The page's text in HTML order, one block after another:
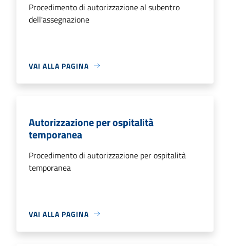
Procedimento di autorizzazione al subentro
dell'assegnazione
VAI ALLA PAGINA
Autorizzazione per ospitalità
temporanea
Procedimento di autorizzazione per ospitalità
temporanea
VAI ALLA PAGINA